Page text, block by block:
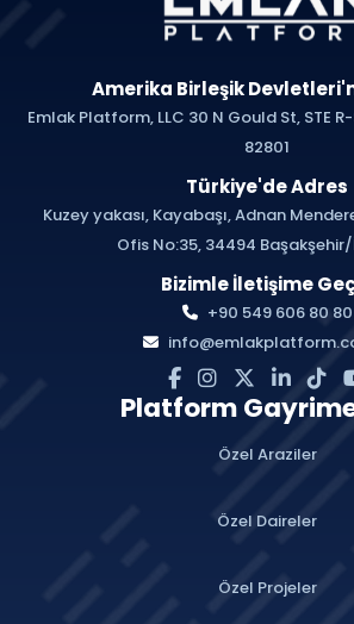
Amerika Birleşik
Emlak Platform, LLC 30 N Gould St, STE
82801
Türkiye'de Adres
Kuzey yakası, Kayabaşı, Adnan
Ofis No:35, 34494
Bizimle İletişime
+90 549 606 80 80
Platform
Özel Araziler
Özel Daireler
Özel Projeler